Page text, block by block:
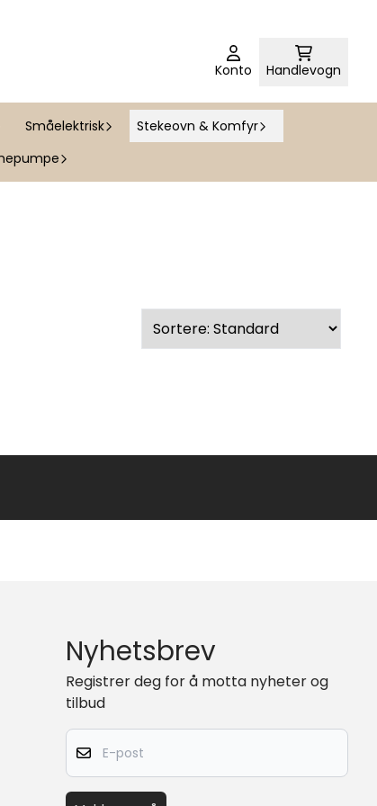
Konto Handlevogn
Småelektrisk
Stekeovn & Komfyr
Nyhetsbrev
Registrer deg for å motta nyheter og
tilbud
E-post